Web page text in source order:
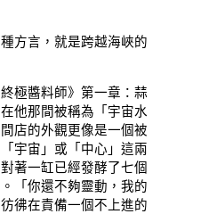
方言，就是跨越海峽的
極醬料師》第一章：蒜
他那間被稱為「宇宙水
店的外觀更像是一個被
宇宙」或「中心」這兩
著一缸已經發酵了七個
「你還不夠靈動，我的
彿在責備一個不上進的